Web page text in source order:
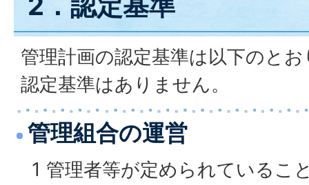
管理計画の認定基準は以下のと
認定基準はありません。
管理組合の運営
1 管理者等が定められているこ